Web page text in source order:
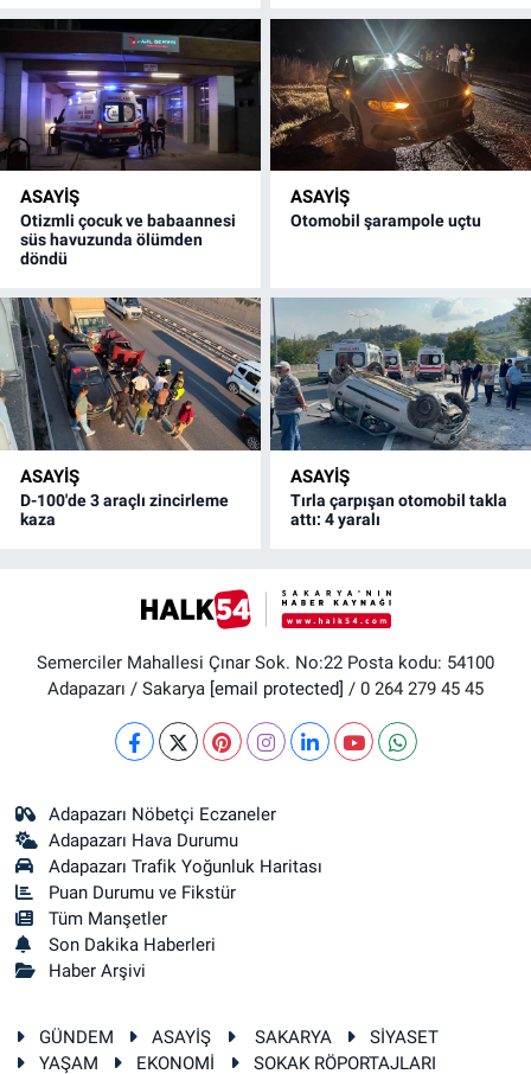
ASAYİŞ
Otizmli çocuk ve babaannesi
süs havuzunda ölümden
döndü
ASAYİŞ
Otomobil şarampole uçtu
ASAYİŞ
D-100'de 3 araçlı zincirleme
kaza
ASAYİŞ
Tırla çarpışan otomobil takla
attı: 4 yaralı
Semerciler Mahallesi Çınar Sok. No:22 Posta kodu: 54100
Adapazarı / Sakarya [email protected] / 0 264 279 45 45
Adapazarı Nöbetçi Eczaneler
Adapazarı Hava Durumu
Adapazarı Trafik Yoğunluk Haritası
Puan Durumu ve Fikstür
Tüm Manşetler
Son Dakika Haberleri
Haber Arşivi
GÜNDEM ASAYİŞ SAKARYA
SİYASET
YAŞAM
EKONOMİ SOKAK RÖPORTAJLARI